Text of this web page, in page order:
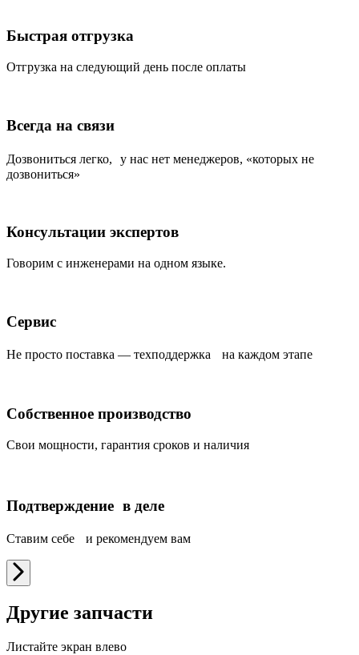
Быстрая отгрузка
Отгрузка на следующий день после оплаты
Всегда на связи
Дозвониться легко, у нас нет менеджеров, «которых не
дозвониться»
Консультации экспертов
Говорим с инженерами на одном языке.
Сервис
Не просто поставка — техподдержка на каждом этапе
Собственное производство
Свои мощности, гарантия сроков и наличия
Подтверждение в деле
Ставим себе и рекомендуем вам
Другие запчасти
Листайте экран влево